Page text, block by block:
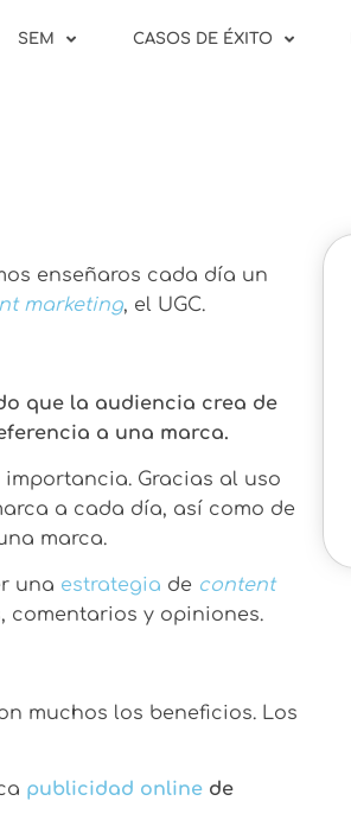
SEM CASOS DE ÉXITO
enseñaros cada día un
marketing, el UGC.
que la audiencia crea de
a una marca.
Gracias al uso
a cada día, así como de
marca.
una estrategia de content
comentarios y opiniones.
muchos los beneficios. Los
publicidad online de